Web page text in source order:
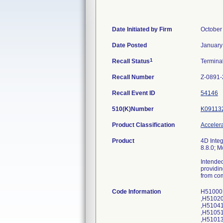
Date Initiated by Firm
Date Posted
Recall Status1
Recall Number Z-0891-
Recall Event ID 54146
510(K)Number
Product Classification
Product
4D
8.8.0;
from
Code Information H510001 ,H510049 ,H510129 ,H510202 ,H510286 ,H510350 ,H510410 ,H510468 ,H510514 H510002 ,H510050 ,H510130 ,H510206 ,H510289 ,H510351 ,H510411 ,H510470 ,H510515 H510003 ,H510067 ,H510131 ,H510207 ,H510290 ,H510352 ,H510417 ,H510471 ,H510516 H510004 ,H510068 ,H510135 ,H510211 ,H510291 ,H510353 ,H510419 ,H510472 ,H510517 H510005 ,H510069 ,H510136 ,H510215 ,H510292 ,H510364 ,H510425 ,H510473 ,H510519 H510007 ,H510070 ,H510137 ,H510220 ,H510293 ,H510368 ,H510426 ,H510474 ,H510520 H510008 ,H510071 ,H510146 ,H510222 ,H510300 ,H510370 ,H510427 ,H510476 ,H510521 H510009 ,H510072 ,H510150 ,H510225